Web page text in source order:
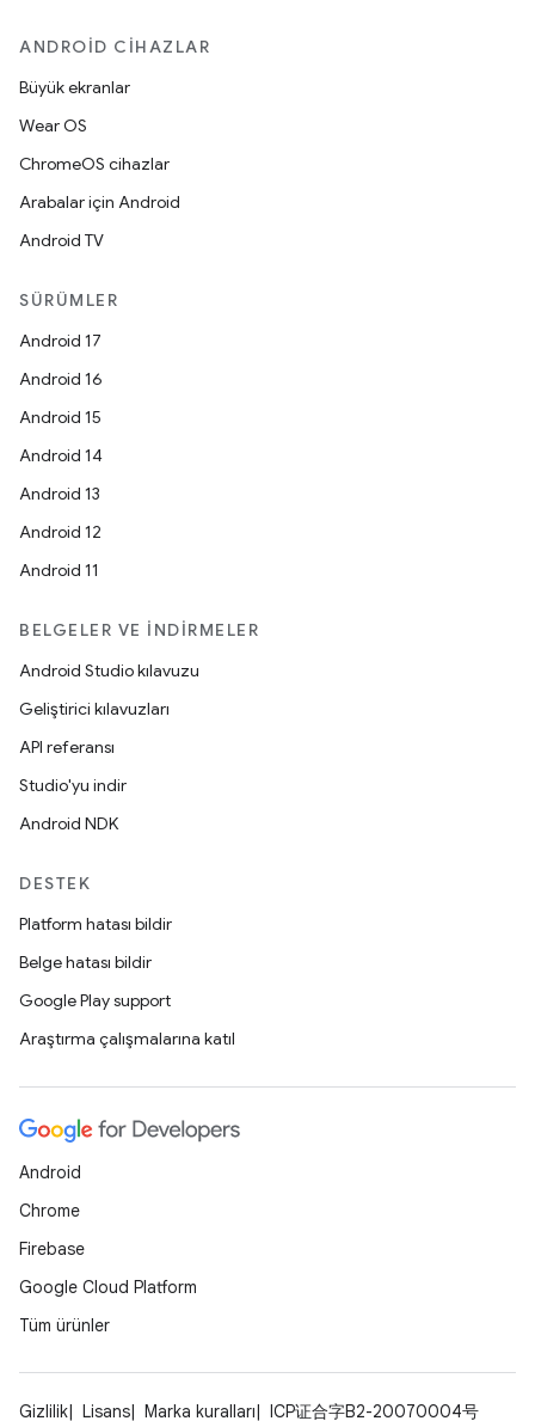
ANDROID CIHAZLAR
Büyük ekranlar
Wear OS
ChromeOS cihazlar
Arabalar için Android
Android TV
SÜRÜMLER
Android 17
Android 16
Android 15
Android 14
Android 13
Android 12
Android 11
BELGELER VE İNDIRMELER
Android Studio kılavuzu
Geliştirici kılavuzları
API referansı
Studio'yu indir
Android NDK
DESTEK
Platform hatası bildir
Belge hatası bildir
Google Play support
Araştırma çalışmalarına katıl
Android
Chrome
Firebase
Google Cloud Platform
Tüm ürünler
Gizlilik Lisans Marka kuralları
ICP证合字B2-20070004号